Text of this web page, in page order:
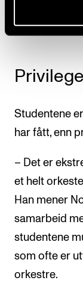
Studentene
har fått, enn
– Det er
et helt
Han mener
samarbeid
studentene
som ofte er
orkestre.